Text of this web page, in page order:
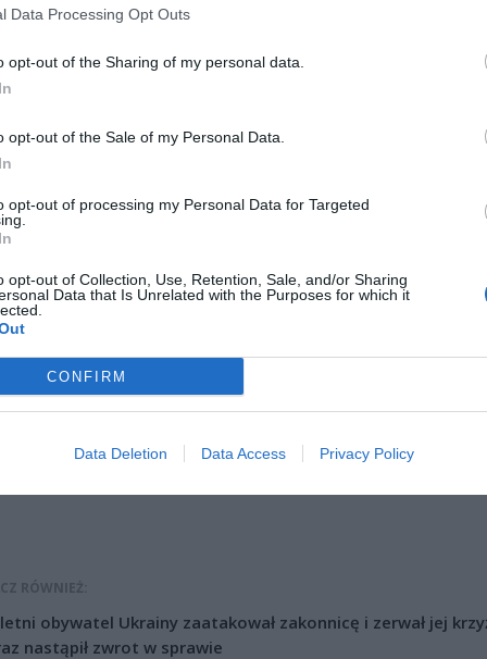
Data Processing Opt Outs
opt-out of the Sharing of my personal data.
opt-out of the Sale of my Personal Data.
opt-out of processing my Personal Data for Targeted
opt-out of Collection, Use, Retention, Sale, and/or Sharing
Data that Is Unrelated with the Purposes for which it
CONFIRM
Data Deletion Data Access Privacy Policy
Ze zgłoszenia wynikało, że w autobusie miejskim linii 517,
doszło do brutalnego pobicia kierowcy. Policjanci
do agresywnego mężczyzny dołączyli dwaj napastnicy.
kierowcy ciosy pałką bejsbolową. Wyciągnąwszy kierowcę z
ad
RÓWNIEŻ:
obywatel Ukrainy zaatakował zakonnicę i zerwał jej
nastąpił zwrot w sprawie